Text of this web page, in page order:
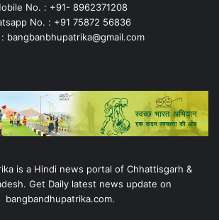
No. : +91- 8962371208
No. : +91 75872 56836
: bangbanbhupatrika@gmail.com
is a Hindi news portal of Chhattisgarh &
Get Daily latest news update on
bangbandhupatrika.com.